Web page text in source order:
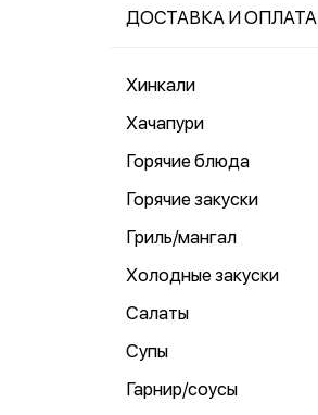
ДОСТАВКА И ОПЛАТА
Хинкали
Хачапури
Горячие блюда
Горячие закуски
Гриль/мангал
Холодные закуски
Салаты
Супы
Гарнир/соусы